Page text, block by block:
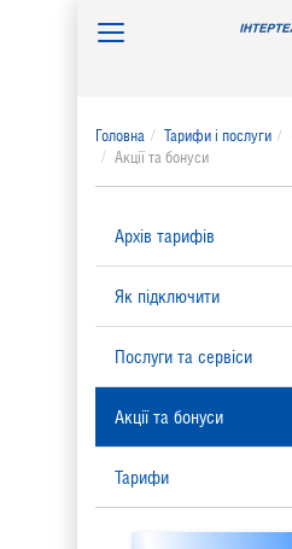
Toggle
Головна Тарифи і послуги
Акції та бонуси
Архів тарифів
Як підключити
Послуги та сервіси
Акції та бонуси
Тарифи